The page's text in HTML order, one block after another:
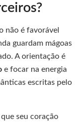
não é favorável
guardam mágoas
A orientação é
e focar na energia
escritas pelo
seu coração